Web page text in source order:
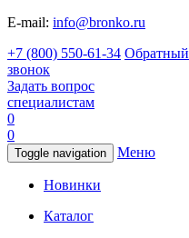
E-mail: info@bronko.ru
+7 (800) 550-61-34 Обратный
звонок
Задать вопрос
специалистам
0
0
Toggle navigation Меню
Новинки
Каталог